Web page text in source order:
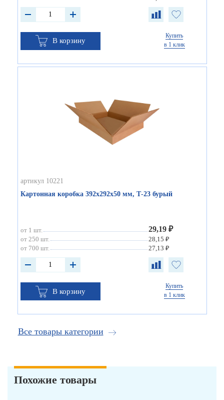
В корзину
Купить
в 1 клик
артикул 10221
Картонная коробка 392х292х50 мм, Т-23 бурый
от 1 шт. 29,19 ₽
от 250 шт.
28,15 ₽
от 700 шт.
27,13 ₽
В корзину
Купить
в 1 клик
Все товары категории
Похожие товары